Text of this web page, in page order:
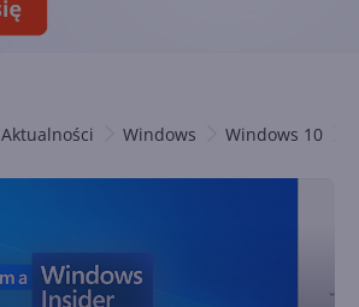
Aktualności Windows Windows 10